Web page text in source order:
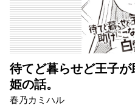
待てど暮らせど王子
姫の話。
春乃カミハル